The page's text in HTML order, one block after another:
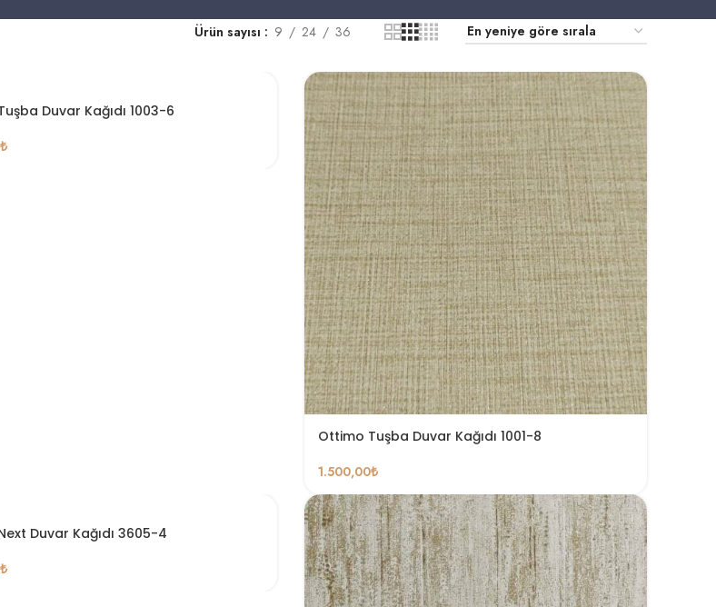
Ürün sayısı 9 24 36
Duvar Kağıdı 1003-6
₺
Ottimo Tuşba Duvar Kağıdı 1001-8
1.500,00₺
Duvar Kağıdı 3605-4
₺